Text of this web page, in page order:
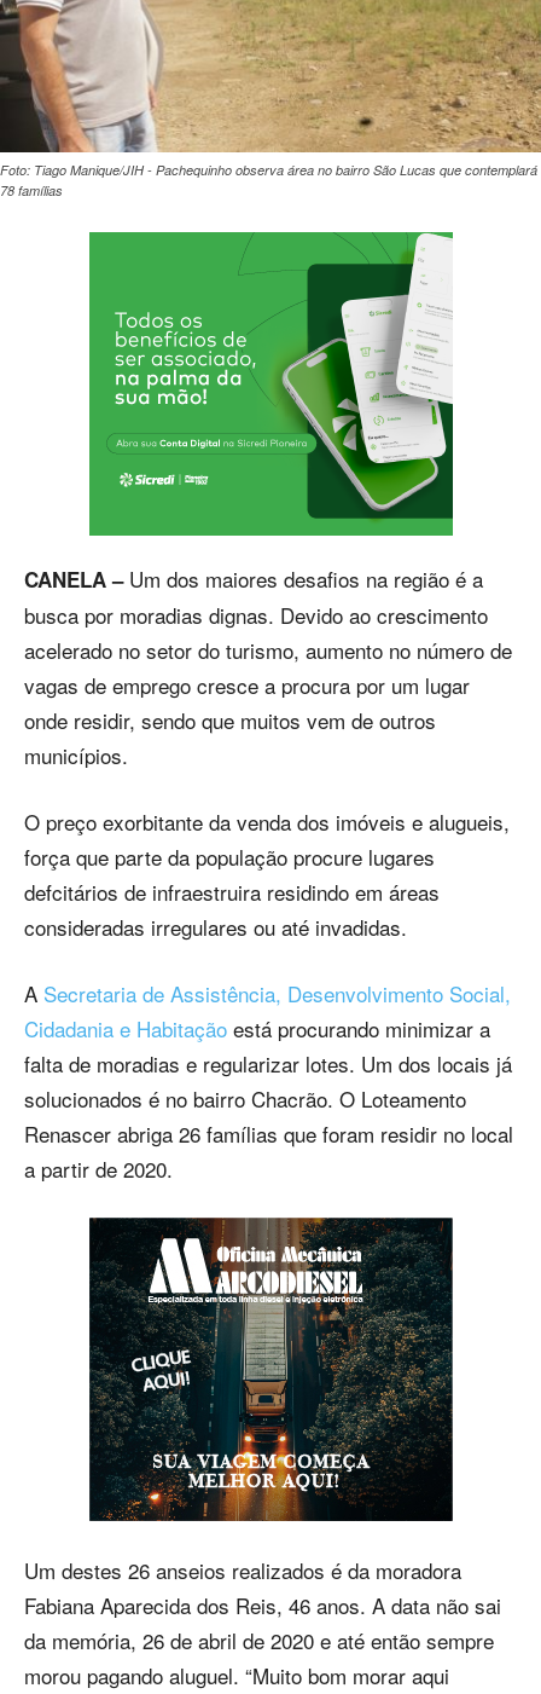
Foto: Tiago Manique/JIH - Pachequinho observa área no bairro São Lucas que contemplará
78 famílias
CANELA – Um dos maiores desafios na região é a
busca por moradias dignas. Devido ao crescimento
acelerado no setor do turismo, aumento no número de
vagas de emprego cresce a procura por um lugar
onde residir, sendo que muitos vem de outros
municípios.
O preço exorbitante da venda dos imóveis e alugueis,
força que parte da população procure lugares
defcitários de infraestruira residindo em áreas
consideradas irregulares ou até invadidas.
A Secretaria de Assistência, Desenvolvimento Social,
Cidadania e Habitação está procurando minimizar a
falta de moradias e regularizar lotes. Um dos locais já
solucionados é no bairro Chacrão. O Loteamento
Renascer abriga 26 famílias que foram residir no local
a partir de 2020.
Um destes 26 anseios realizados é da moradora
Fabiana Aparecida dos Reis, 46 anos. A data não sai
da memória, 26 de abril de 2020 e até então sempre
morou pagando aluguel. “Muito bom morar aqui